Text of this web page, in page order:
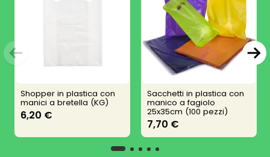
Shopper in plastica con
manici a bretella (KG)
6,20 €
Sacchetti in plastica con
manico a fagiolo
25x35cm (100 pezzi)
7,70 €